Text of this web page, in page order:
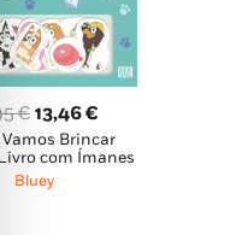
€ O
preço
original
13,46€O
preço
atual
Vamos Brincar
Livro com Ímanes
Bluey